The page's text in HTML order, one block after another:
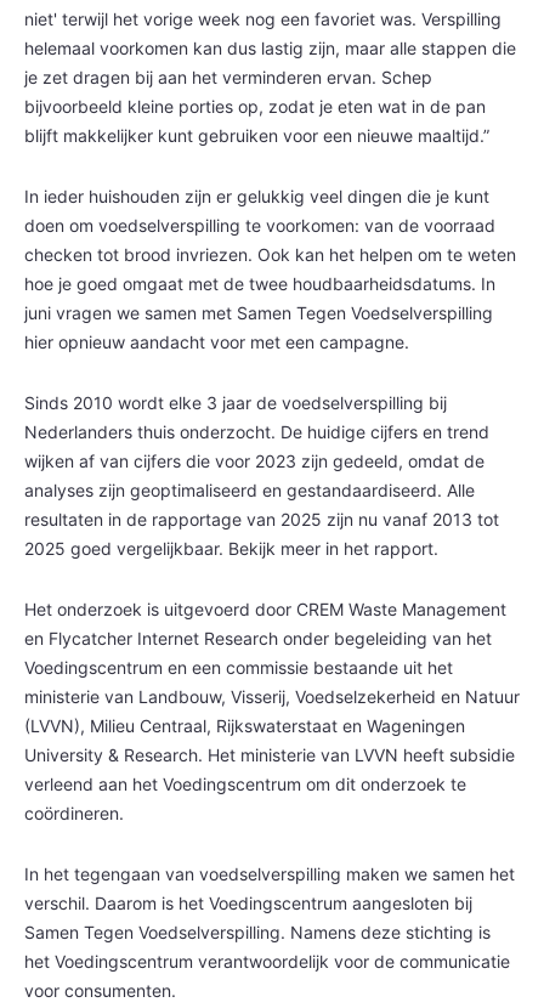
niet' terwijl het vorige week nog een favoriet was. Verspilling
helemaal voorkomen kan dus lastig zijn, maar alle stappen die
je zet dragen bij aan het verminderen ervan. Schep
bijvoorbeeld kleine porties op, zodat je eten wat in de pan
blijft makkelijker kunt gebruiken voor een nieuwe maaltijd.”
In ieder huishouden zijn er gelukkig veel dingen die je kunt
doen om voedselverspilling te voorkomen: van de voorraad
checken tot brood invriezen. Ook kan het helpen om te weten
hoe je goed omgaat met de twee houdbaarheidsdatums. In
juni vragen we samen met Samen Tegen Voedselverspilling
hier opnieuw aandacht voor met een campagne.
Sinds 2010 wordt elke 3 jaar de voedselverspilling bij
Nederlanders thuis onderzocht. De huidige cijfers en trend
wijken af van cijfers die voor 2023 zijn gedeeld, omdat de
analyses zijn geoptimaliseerd en gestandaardiseerd. Alle
resultaten in de rapportage van 2025 zijn nu vanaf 2013 tot
2025 goed vergelijkbaar. Bekijk meer in het rapport.
Het onderzoek is uitgevoerd door CREM Waste Management
en Flycatcher Internet Research onder begeleiding van het
Voedingscentrum en een commissie bestaande uit het
ministerie van Landbouw, Visserij, Voedselzekerheid en Natuur
(LVVN), Milieu Centraal, Rijkswaterstaat en Wageningen
University & Research. Het ministerie van LVVN heeft subsidie
verleend aan het Voedingscentrum om dit onderzoek te
coördineren.
In het tegengaan van voedselverspilling maken we samen het
verschil. Daarom is het Voedingscentrum aangesloten bij
Samen Tegen Voedselverspilling. Namens deze stichting is
het Voedingscentrum verantwoordelijk voor de communicatie
voor consumenten.